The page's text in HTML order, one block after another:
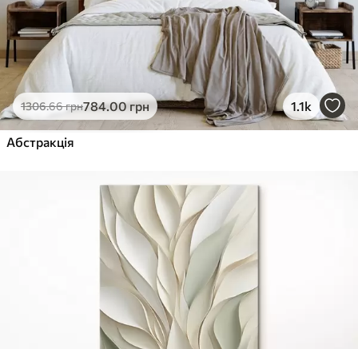
1306.66грн784.00грн 1.1k
Абстракція